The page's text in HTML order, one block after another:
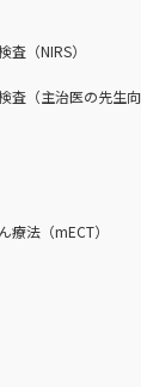
（NIRS）
査（主治医の先生向
療法（mECT）